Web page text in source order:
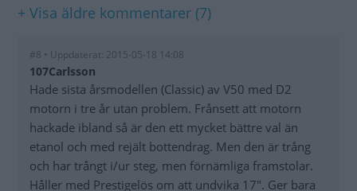
+ Visa äldre kommentarer (7)
#8 • Uppdaterat: 2015-05-18 14:08
107Carlsson
Hade sista årsmodellen (Classic) av V50 med D2
motorn i tre år utan problem. Frånsett att motorn
hackade ibland så är den ett mycket bättre val än
etanol och med rejält bottendrag. Men den är trång
och har trångt i/ur steg, men förnämliga framstolar.
Håller med Prestigelös om att undvika 17". Ger bara